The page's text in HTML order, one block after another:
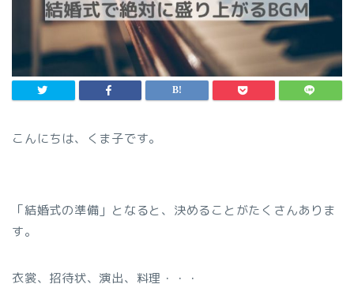
こんにちは、くま子です。
「結婚式の準備」となると、決めることがたくさんありま
す。
衣裳、招待状、演出、料理・・・